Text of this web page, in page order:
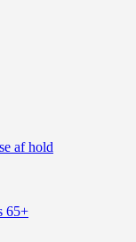
af hold
65+